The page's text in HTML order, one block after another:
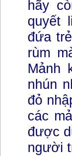
hãy
quyết
đứa
rùm
Mảnh
nhún
đỏ
các
được
người